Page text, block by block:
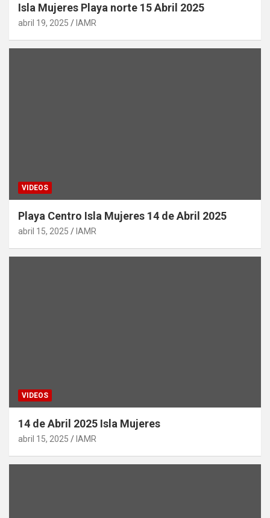
Isla Mujeres Playa norte 15 Abril 2025
abril 19, 2025 IAMR
VIDEOS
Playa Centro Isla Mujeres 14 de Abril 2025
abril 15, 2025 IAMR
VIDEOS
14 de Abril 2025 Isla Mujeres
abril 15, 2025 IAMR